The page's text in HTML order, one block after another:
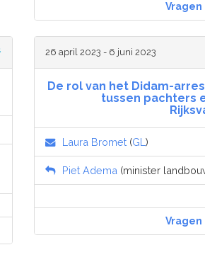
26 april 2023 - 6 juni 2023
De rol van het Didam-
tussen pachters
Laura Bromet (GL )
Piet Adema (minister